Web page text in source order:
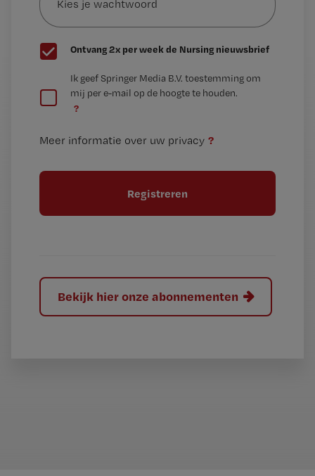
wachtwoord
G
e
t
Ontvang 2x per week de Nursing nieuwsbrief
e
t
t
l
Ik geef Springer Media B.V. toestemming om
mij per e-mail op de hoogte te houden.
?
Meer informatie over uw privacy ?
Bekijk hier onze abonnementen